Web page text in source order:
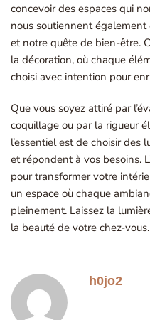
concevoir des espaces qui
nous soutiennent
et notre quête de bien-être.
la décoration, où chaque
choisi avec intention pour
Que vous soyez attiré par
coquillage ou par la rigueur
l’essentiel est de choisir
et répondent à vos besoins.
pour transformer votre
un espace où chaque
pleinement. Laissez la
la beauté de votre chez-vous.
h0jo2